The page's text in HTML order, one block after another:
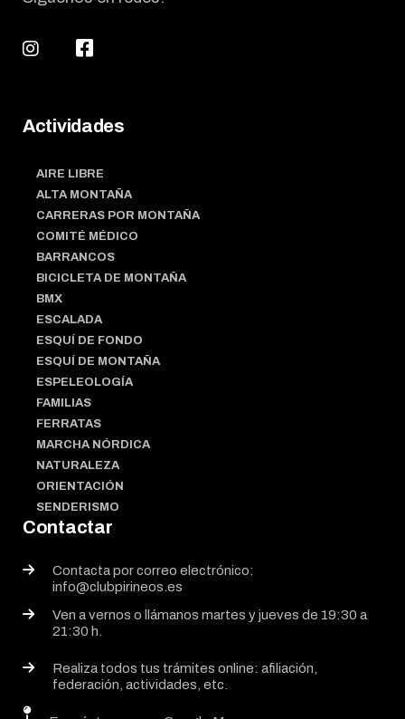
Actividades
AIRE LIBRE
ALTA MONTAÑA
CARRERAS POR MONTAÑA
COMITÉ MÉDICO
BARRANCOS
BICICLETA DE MONTAÑA
BMX
ESCALADA
ESQUÍ DE FONDO
ESQUÍ DE MONTAÑA
ESPELEOLOGÍA
FAMILIAS
FERRATAS
MARCHA NÓRDICA
NATURALEZA
ORIENTACIÓN
SENDERISMO
Contactar
Contacta por correo electrónico:
info@clubpirineos.es
Ven a vernos o llámanos martes y jueves de 19:30 a
21:30 h.
Realiza todos tus trámites online: afiliación,
federación, actividades, etc.